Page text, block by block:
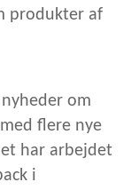
produkter af
om
flere nye
har arbejdet
i